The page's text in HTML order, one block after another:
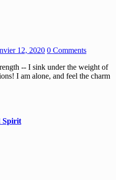
12, 2020 0 Comments
-- I sink under the weight of
I am alone, and feel the charm
Spirit